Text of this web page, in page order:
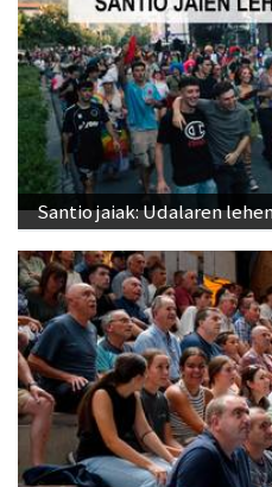
Santio jaiak: Udalaren